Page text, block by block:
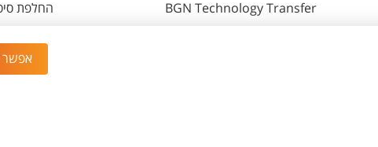
BGN Technology Transfer
החלפת
חירום